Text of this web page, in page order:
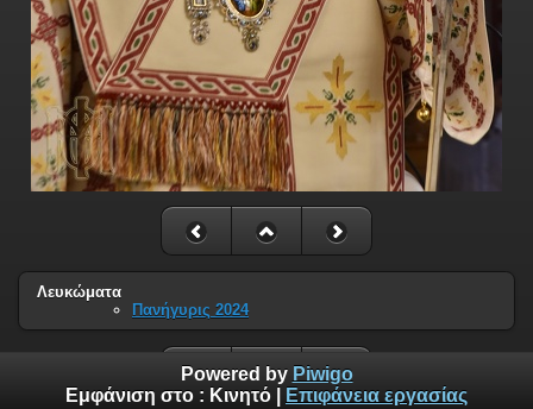
Λευκώματα
Πανήγυρις 2024
Powered by Piwigo
Εμφάνιση στο : Κινητό Επιφάνεια εργασίας